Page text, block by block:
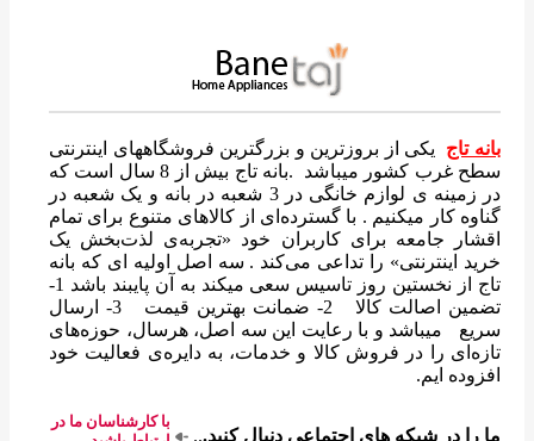
بانه تاج یکی از بروزترین و بزرگترین فروشگاههای اینترنتی
سطح غرب کشور میباشد .بانه تاج بیش از 8 سال است که
در زمینه ی لوازم خانگی در 3 شعبه در بانه و یک شعبه در
گناوه کار میکنیم . با گسترده‌ای از کالاهای متنوع برای تمام
اقشار جامعه برای کاربران خود «تجربه‌ی لذت‌بخش یک
خرید اینترنتی» را تداعی می‌کند . سه اصل اولیه ای که بانه
تاج از نخستین روز تاسیس سعی میکند به آن پایبند باشد 1-
تضمین اصالت کالا 2- ضمانت بهترین قیمت 3- ارسال
سریع میباشد و با رعایت این سه اصل، هرسال، حوزه‌های
تازه‌ای را در فروش کالا و خدمات، به دایره‌ی فعالیت خود
افزوده ایم.
ما را در شبکه های اجتماعی دنبال کنید...
با کارشناسان ما در